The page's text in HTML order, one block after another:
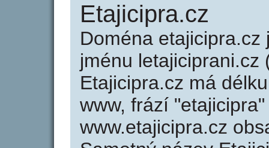
Etajicipra.cz
Doména
jménu letajiciprani.cz
Etajicipra.cz má
www, frází
www.etajicipra.cz